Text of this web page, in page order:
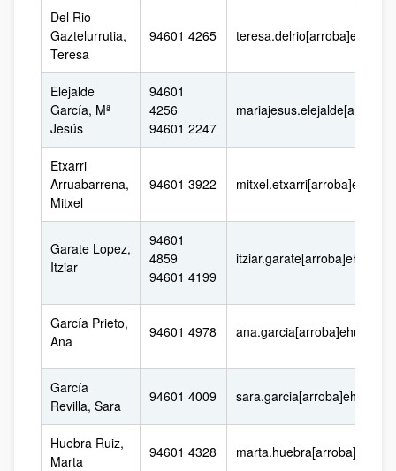
Del Rio
Gaztelurrutia,
Teresa
94601 4265 teresa.delrio[arroba]ehu.eus
Elejalde
García, Mª
Jesús
94601
4256
94601 2247
Etxarri
Arruabarrena,
Mitxel
94601 3922 mitxel.etxarri[arroba]ehu.eus
Garate Lopez,
Itziar
94601
4859
94601 4199
itziar.garate[arroba]ehu.eus
García Prieto,
Ana
94601 4978 ana.garcia[arroba]ehu.eus
García
Revilla, Sara
94601 4009 sara.garcia[arroba]ehu.eus
Huebra Ruiz,
Marta
94601 4328